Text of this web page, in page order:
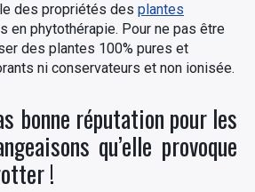
des propriétés des plantes
en phytothérapie. Pour ne pas être
des plantes 100% pures et
ni conservateurs et non ionisée.
bonne réputation pour les
qu’elle provoque
!